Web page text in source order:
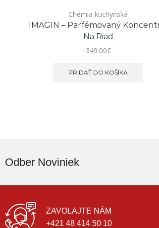
Chémia kuchynská
IMAGIN – Parfémovaný
Na Riad
349.00€
PRIDAŤ DO KOŠÍKA
Odber Noviniek
ZAVOLAJTE NÁM
+421 48 414 50 10